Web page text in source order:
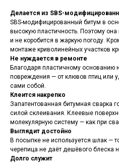
Делается из SBS-
SBS-модифицированный битум в
высокую пластичность. Поэтому она
и не коробится в жаркую погоду.
монтаже криволинейных участков
Не нуждается в ремонте
Благодаря пластичному основанию
повреждения — от клювов птиц или
сами собой.
Клеится накрепко
Запатентованная битумная сварка
силой склеивания. Клеевые
молекулярную систему — как при
Выглядит достойно
В посыпке не используется шлак —
черепица не даёт дешёвого блеска
Долго служит